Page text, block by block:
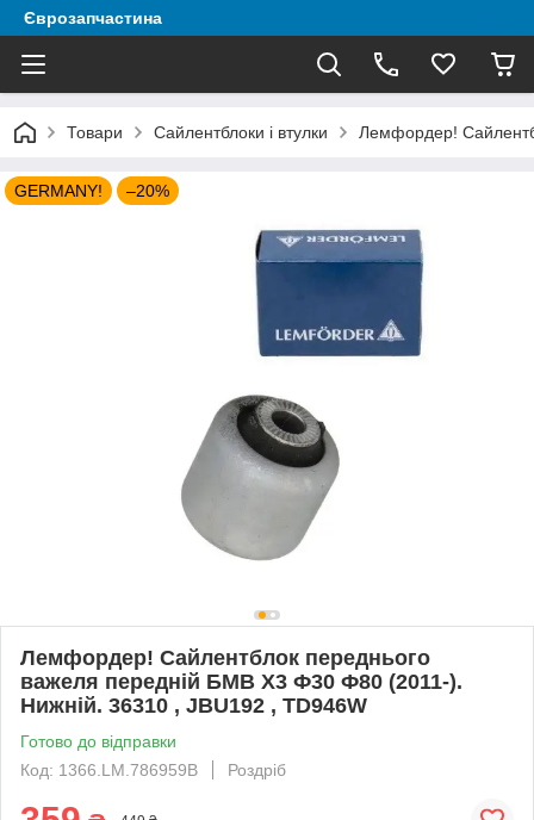
Єврозапчастина
Товари Сайлентблоки і втулки Лемфордер!
GERMANY! –20%
Лемфордер! Сайлентблок переднього
важеля передній БМВ Х3 Ф30 Ф80 (2011-).
Нижній. 36310 , JBU192 , TD946W
Готово до відправки
Код: 1366.LM.786959B
Роздріб